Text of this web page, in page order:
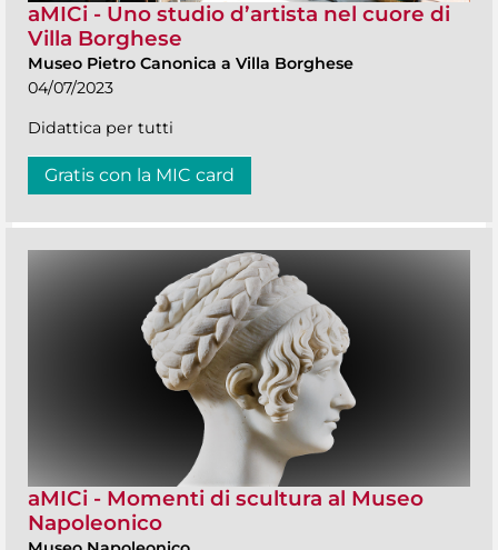
aMICi - Uno studio d’artista nel cuore di
Villa Borghese
Museo Pietro Canonica a Villa Borghese
04/07/2023
Didattica per tutti
Gratis con la MIC card
aMICi - Momenti di scultura al Museo
Napoleonico